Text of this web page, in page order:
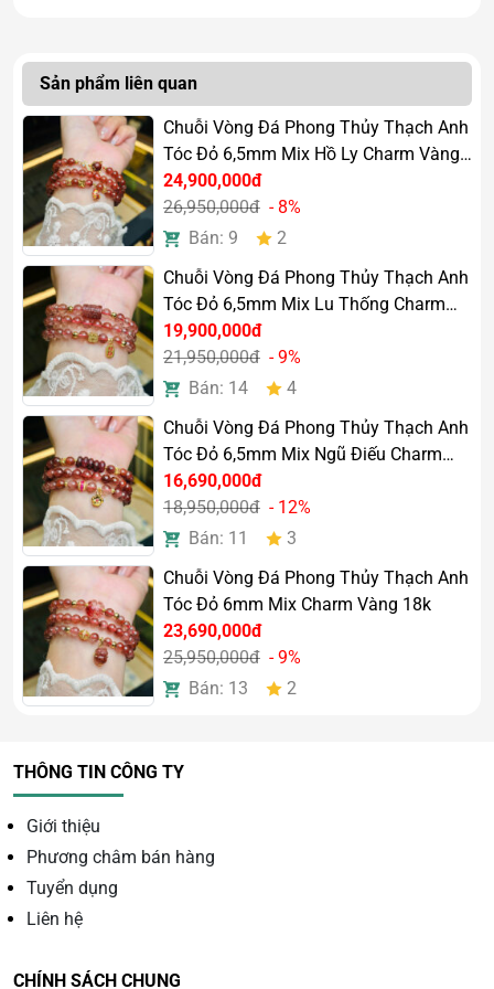
công việc và cuộc sống.
Tăng sự tự tin và sức hút
Màu đỏ tượng trưng cho sự nổi bật, giúp người đeo thêm
tự tin và cuốn hút hơn trong giao tiếp.
Hỗ trợ tinh thần tích cực
Đá giúp cân bằng cảm xúc, giảm căng thẳng và mang lại
tinh thần lạc quan.
Mang lại năng lượng và động
lực
Thạch anh tóc đỏ phù hợp với những người thường xuyên
làm việc áp lực hoặc cần sự nhiệt huyết trong công việc.
Ý nghĩa của Tỳ Hưu phong
Sản phẩm liên quan
Chuỗi Vòng Đá Phong Thủy Thạch Anh
Tóc Đỏ 6,5mm Mix Hồ Ly Charm Vàng
18k
24,900,000đ
26,950,000đ - 8%
Bán: 9
2
Chuỗi Vòng Đá Phong Thủy Thạch Anh
Tóc Đỏ 6,5mm Mix Lu Thống Charm
Vàng 18k
19,900,000đ
21,950,000đ - 9%
Bán: 14
4
Chuỗi Vòng Đá Phong Thủy Thạch Anh
Tóc Đỏ 6,5mm Mix Ngũ Điếu Charm
Vàng 18k
16,690,000đ
18,950,000đ - 12%
Bán: 11
3
Chuỗi Vòng Đá Phong Thủy Thạch Anh
Tóc Đỏ 6mm Mix Charm Vàng 18k
23,690,000đ
25,950,000đ - 9%
Bán: 13
2
THÔNG TIN CÔNG TY
Giới thiệu
Phương châm bán hàng
Tuyển dụng
Liên hệ
CHÍNH SÁCH CHUNG